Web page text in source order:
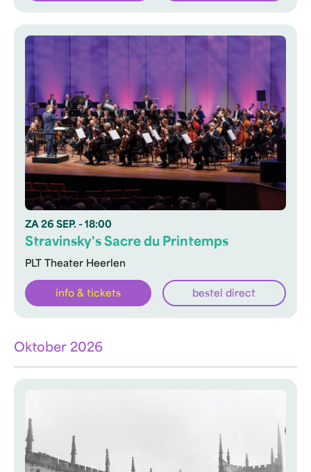
ZA 26 SEP. - 18:00
PLT Theater Heerlen
Stravinsky's Sacre du Printemps
info & tickets bestel direct
Oktober 2026